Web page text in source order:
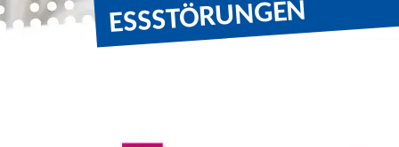
ESSSTÖRUNGEN